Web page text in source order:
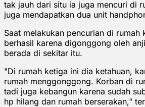
tak jauh dari situ ia juga mencuri di
juga mendapatkan dua unit
Saat melakukan pencurian di rumah
berhasil karena digonggong oleh
berada di sekitar itu.
"Di rumah ketiga ini dia ketahuan,
rumah menggonggong. Korban di
tadi juga kebangun karena sudah
hp hilang dan rumah berserakan,"